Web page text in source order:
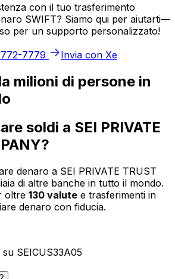
con il tuo trasferimento
SWIFT? Siamo qui per aiutarti—
per un supporto personalizzato!
7779
Invia con Xe
milioni di persone in
soldi a SEI PRIVATE
denaro a SEI PRIVATE TRUST
di altre banche in tutto il mondo.
oltre 130 valute e trasferimenti in
denaro con fiducia.
SEICUS33A05